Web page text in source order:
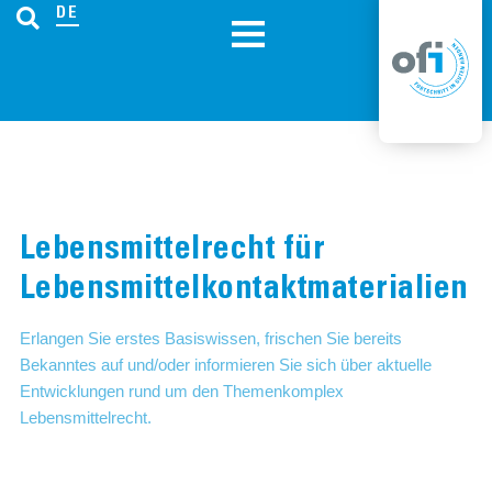
DE
Lebensmittelrecht für
Lebensmittelkontaktmaterialien
Erlangen Sie erstes Basiswissen, frischen Sie bereits
Bekanntes auf und/oder informieren Sie sich über aktuelle
Entwicklungen rund um den Themenkomplex
Lebensmittelrecht.